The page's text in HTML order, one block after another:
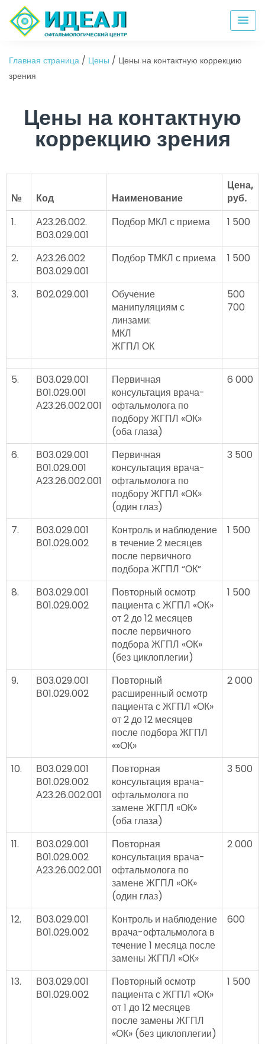
Главная страница / Цены / Цены на контактную коррекцию
зрения
Цены на контактную
коррекцию зрения
№ Код Наименование
Цена,
руб.
1.
А23.26.002.
В03.029.001
Подбор МКЛ с приема 1 500
2.
А23.26.002
В03.029.001
Подбор ТМКЛ с приема 1 500
3. В02.029.001
Обучение
манипуляциям с
линзами:
МКЛ
ЖГПЛ ОК
500
700
5.
В03.029.001
В01.029.001
А23.26.002.001
Первичная
консультация врача-
офтальмолога по
подбору ЖГПЛ «ОК»
(оба глаза)
6 000
6.
В03.029.001
В01.029.001
А23.26.002.001
Первичная
консультация врача-
офтальмолога по
подбору ЖГПЛ «ОК»
(один глаз)
3 500
7.
В03.029.001
В01.029.002
Контроль и наблюдение
в течение 2 месяцев
после первичного
подбора ЖГПЛ “ОК”
1 500
8.
В03.029.001
В01.029.002
Повторный осмотр
пациента с ЖГПЛ «ОК»
от 2 до 12 месяцев
после первичного
подбора ЖГПЛ «ОК»
(без циклоплегии)
1 500
9.
В03.029.001
В01.029.002
Повторный
расширенный осмотр
пациента с ЖГПЛ «ОК»
от 2 до 12 месяцев
после подбора ЖГПЛ
«»ОК»
2 000
10.
В03.029.001
В01.029.002
А23.26.002.001
Повторная
консультация врача-
офтальмолога по
замене ЖГПЛ «ОК»
(оба глаза)
3 500
11.
В03.029.001
В01.029.002
А23.26.002.001
Повторная
консультация врача-
офтальмолога по
замене ЖГПЛ «ОК»
(один глаз)
2 000
12.
В03.029.001
В01.029.002
Контроль и наблюдение
врача-офтальмолога в
течение 1 месяца после
замены ЖГПЛ «ОК»
600
13.
В03.029.001
В01.029.002
Повторный осмотр
пациента с ЖГПЛ «ОК»
от 1 до 12 месяцев
после замены ЖГПЛ
«ОК» (без циклоплегии)
1 500